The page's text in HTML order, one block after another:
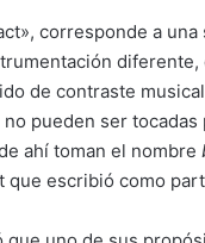
corresponde a
de contraste
pueden ser
ahí toman el nombre
escribió como